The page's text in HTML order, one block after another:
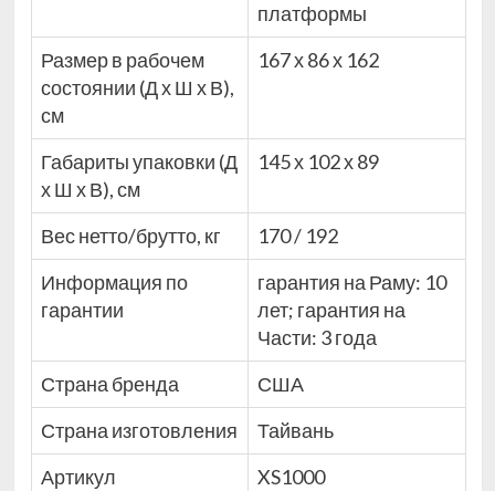
платформы
Размер в рабочем
состоянии (Д х Ш х В),
см
167 х 86 х 162
Габариты упаковки (Д
х Ш х В), см
145 х 102 х 89
Вес нетто/брутто, кг
170 / 192
Информация по
гарантии
гарантия на Раму: 10
лет; гарантия на
Части: 3 года
Страна бренда
США
Страна изготовления
Тайвань
Артикул
XS1000